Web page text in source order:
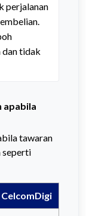
perjalanan
dan tidak
apabila
tawaran
seperti